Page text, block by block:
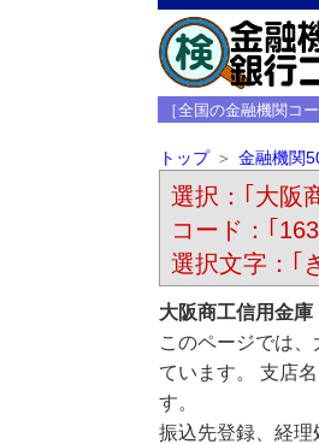
［全国の金融機関コ
トップ 金融機関
選択：｢大阪
コード：｢
選択文字：｢
大阪商工信用金
このページでは
ています。 支店
す。
振込先登録、経